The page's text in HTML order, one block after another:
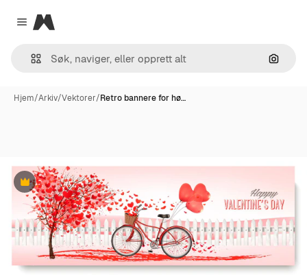
Close menu
Magnific
Søk
Hjem/Arkiv/Vektorer/Retro bannere for hø…
Premium